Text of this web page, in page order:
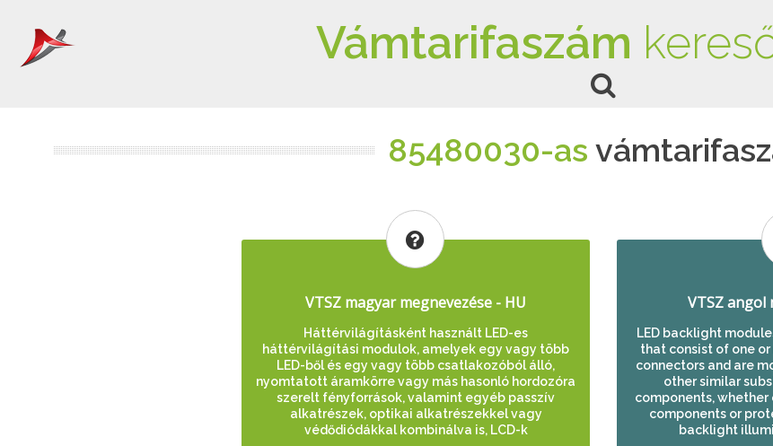
Vámtarifaszám
85480030-as
VTSZ magyar megnevezése - HU
Háttérvilágításként használt LED-es
háttérvilágítási modulok, amelyek egy vagy több
LED-ből és egy vagy több csatlakozóból álló,
nyomtatott áramkörre vagy más hasonló hordozóra
szerelt fényforrások, valamint egyéb passzív
alkatrészek, optikai alkatrészekkel vagy
védődiódákkal kombinálva is, LCD-k
VTSZ angol
LED backlight
that consist of one or
connectors and are
other similar
components,
components or
backlight